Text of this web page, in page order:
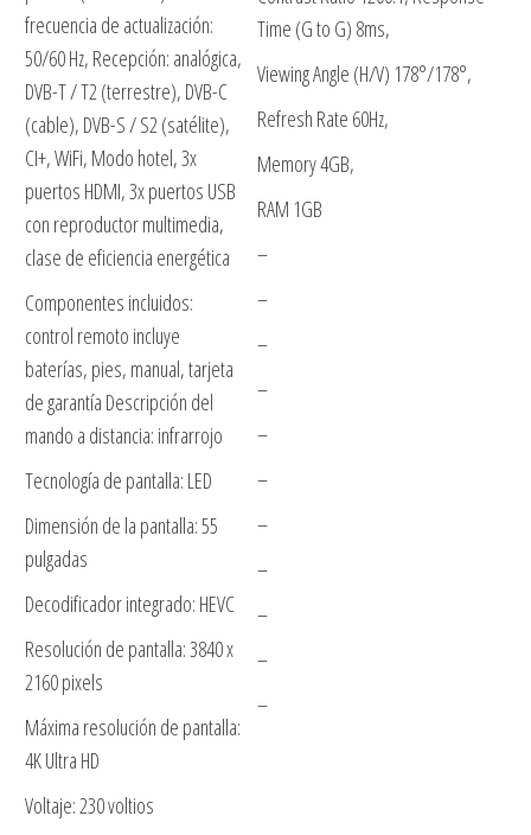
frecuencia de actualización:
50/60 Hz, Recepción: analógica,
DVB-T / T2 (terrestre), DVB-C
(cable), DVB-S / S2 (satélite),
CI+, WiFi, Modo hotel, 3x
puertos HDMI, 3x puertos USB
con reproductor multimedia,
clase de eficiencia energética
Componentes incluidos:
control remoto incluye
baterías, pies, manual, tarjeta
de garantía Descripción del
mando a distancia: infrarrojo
Tecnología de pantalla: LED
Dimensión de la pantalla: 55
pulgadas
Decodificador integrado: HEVC
Resolución de pantalla: 3840 x
2160 pixels
Máxima resolución de pantalla:
4K Ultra HD
Voltaje: 230 voltios
Time (G to G) 8ms,
Viewing Angle (H/V) 178°/178°,
Refresh Rate 60Hz,
Memory 4GB,
RAM 1GB
–
–
–
–
–
–
–
–
–
–
–